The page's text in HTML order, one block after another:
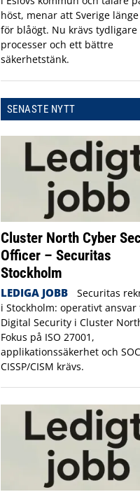
höst, menar att Sverige
för blåögt. Nu krävs tydligare
processer och ett bättre
säkerhetstänk.
SENASTE NYTT
Cluster North Cyber
Officer – Securitas
Stockholm
LEDIGA JOBB
Securitas
i Stockholm: operativt ansvar
Digital Security i Cluster
Fokus på ISO 27001,
applikationssäkerhet och
CISSP/CISM krävs.